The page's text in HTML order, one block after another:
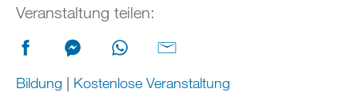
Veranstaltung teilen:
Bildung | Kostenlose Veranstaltung